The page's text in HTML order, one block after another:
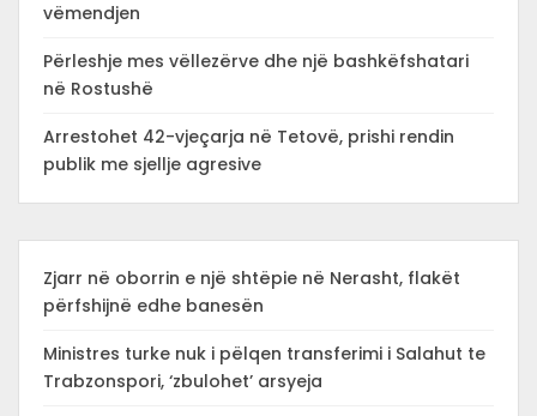
vëmendjen
Përleshje mes vëllezërve dhe një bashkëfshatari
në Rostushë
Arrestohet 42-vjeçarja në Tetovë, prishi rendin
publik me sjellje agresive
Zjarr në oborrin e një shtëpie në Nerasht, flakët
përfshijnë edhe banesën
Ministres turke nuk i pëlqen transferimi i Salahut te
Trabzonspori, ‘zbulohet’ arsyeja